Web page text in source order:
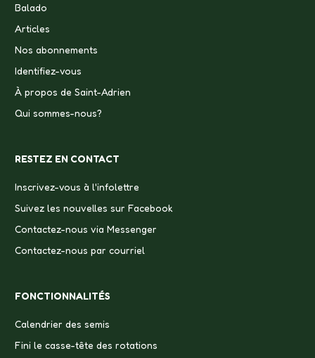
Balado
Articles
Nos abonnements
Identifiez-vous
À propos de Saint-Adrien
Qui sommes-nous?
RESTEZ EN CONTACT
Inscrivez-vous à l'infolettre
Suivez les nouvelles sur Facebook
Contactez-nous via Messenger
Contactez-nous par courriel
FONCTIONNALITÉS
Calendrier des semis
Fini le casse-tête des rotations